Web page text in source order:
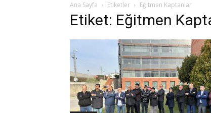
Ana Sayfa Etiketler Eğitmen Kaptanlar
Etiket: Eğitmen